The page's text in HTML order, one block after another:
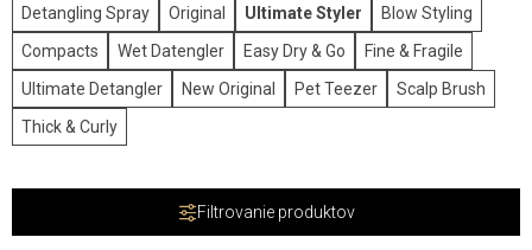
Detangling Spray Original Ultimate Styler
Blow Styling
Compacts
Wet Datengler Easy Dry & Go
Fine & Fragile
Ultimate Detangler
New Original Pet Teezer
Scalp Brush
Thick & Curly
Filtrovanie produktov